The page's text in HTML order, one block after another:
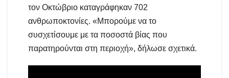
τον Οκτώβριο καταγράφηκαν 702
ανθρωποκτονίες. «Μπορούμε να το
συσχετίσουμε με τα ποσοστά βίας που
παρατηρούνται στη περιοχή», δήλωσε σχετικά.